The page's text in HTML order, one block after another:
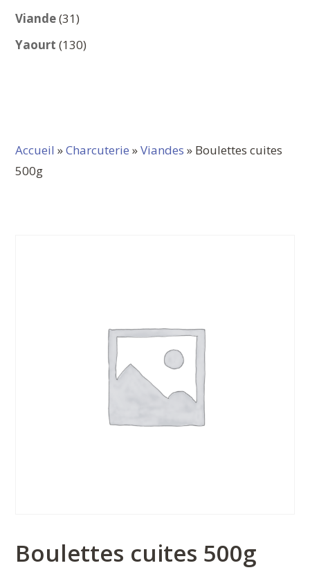
Viande 3131
produits
Yaourt 130130
Accueil »Charcuterie »Viandes » Boulettes cuites
500g
Boulettes cuites 500g